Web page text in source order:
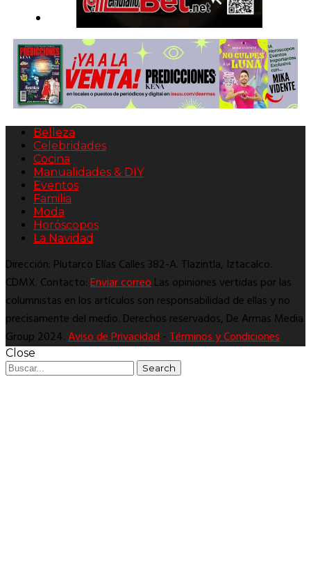
Belleza
Celebridades
Cocina
Manualidades & DIY
Eventos
Familia
Moda
Horóscopos
La Navidad
Dirección: Plutarco Elías Calles 382-A. Tlazintla, Iztacalco.
CDMX. Contacto:Enviar correoLas opiniones vertidas por las
columnistas en los artículos son responsabilidad de ellas y no
precisamente del medio. Derechos reservados, De Armas Media
Group 2024.Aviso de Privacidad-Términos y Condiciones
Close